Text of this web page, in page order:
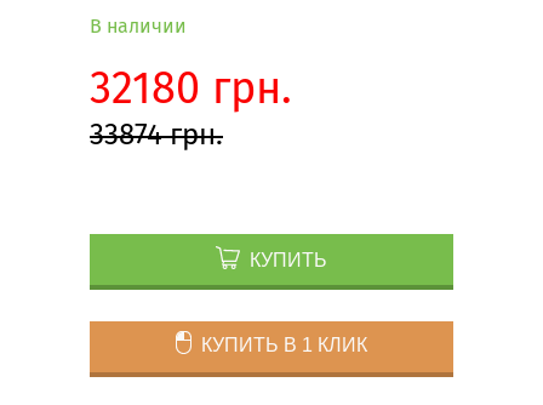
В наличии
32180 грн.
33874 грн.
КУПИТЬ
КУПИТЬ В 1 КЛИК